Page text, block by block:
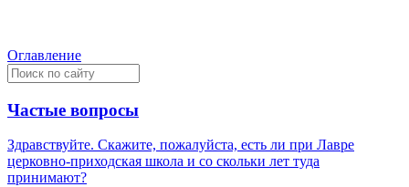
Оглавление
Частые вопросы
Здравствуйте. Скажите, пожалуйста, есть ли при Лавре
церковно-приходская школа и со скольки лет туда
принимают?